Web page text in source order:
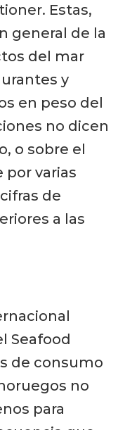
Estas,
general de la
del mar
y
en peso del
no dicen
o sobre el
por varias
de
a las
Seafood
de consumo
no
para